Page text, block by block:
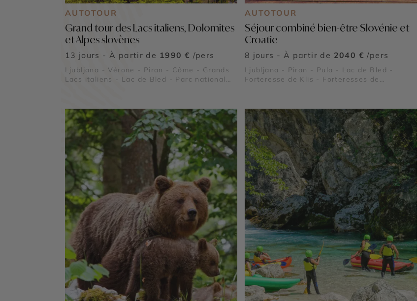
AUTOTOUR
Grand tour des Lacs italiens, Dolomites
et Alpes slovènes
13 jours - À partir de 1990 € /pers
Ljubljana - Vérone - Piran - Côme - Grands
Lacs italiens - Lac de Bled - Parc national
AUTOTOUR
Séjour combiné bien-être Slovénie et
Croatie
8 jours - À partir de 2040 € /pers
Ljubljana - Piran - Pula - Lac de Bled -
Forteresse de Klis - Forteresses de